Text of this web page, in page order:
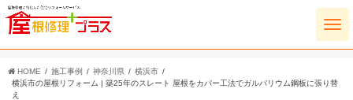
HOME 施工事例 神奈川県
横浜市
横浜市の屋根リフォーム | 築25年のスレート 屋根をカバー工法でガルバリウム鋼板に張り替
え